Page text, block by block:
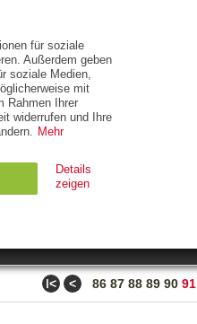
ZUM THEMA
ǀ< < 86 87 88 89 90 91
für soziale
Außerdem geben
soziale Medien,
mit
Rahmen Ihrer
widerrufen und Ihre
Mehr
Details
zeigen
Ablauf
Typ
Session HTTP